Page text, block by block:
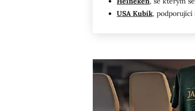
USA Kubik, podporující